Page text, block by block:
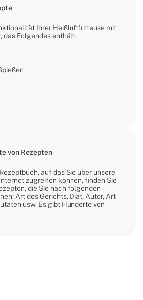
Ihrer Heißluftfritteuse mit
das Folgendes enthält:
von Rezepten
auf das Sie über unsere
zugreifen können, finden Sie
die Sie nach folgenden
Art des Gerichts, Diät, Autor, Art
usw. Es gibt Hunderte von